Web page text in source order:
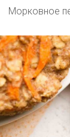
Морковное